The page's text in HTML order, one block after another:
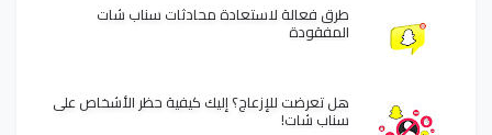
طرق فعالة لاستعادة محادثات سناب شات
المفقودة
هل تعرضت للإزعاج؟ إليك كيفية حظر الأشخاص على
سناب شات!